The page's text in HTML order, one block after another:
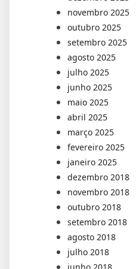
novembro 2025
outubro 2025
setembro 2025
agosto 2025
julho 2025
junho 2025
maio 2025
abril 2025
março 2025
fevereiro 2025
janeiro 2025
dezembro 2018
novembro 2018
outubro 2018
setembro 2018
agosto 2018
julho 2018